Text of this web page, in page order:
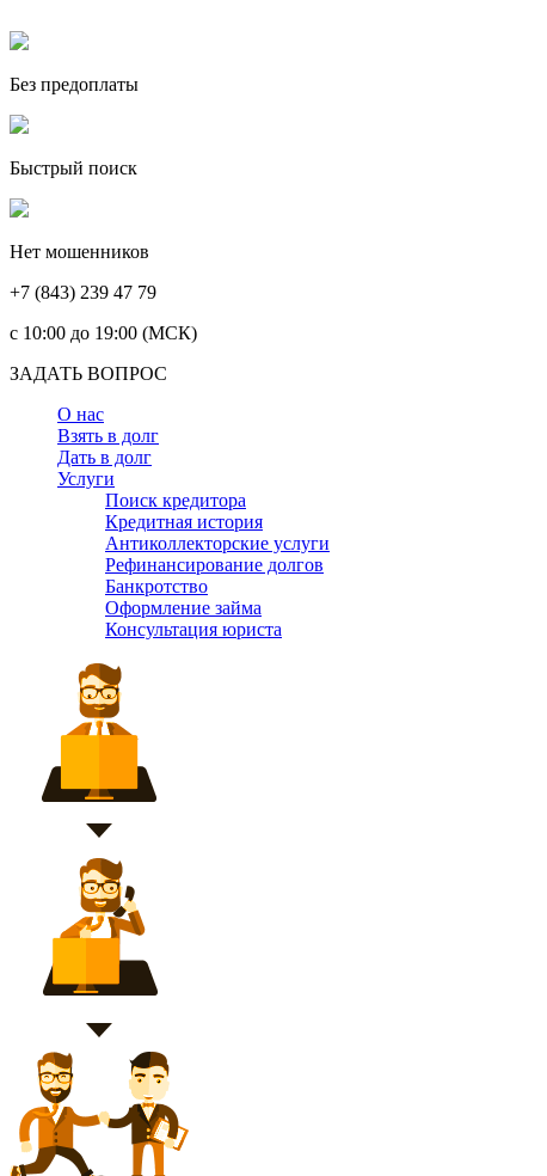
Без предоплаты
Быстрый поиск
Нет мошенников
+7 (843) 239 47 79
c 10:00 до 19:00 (МСК)
ЗАДАТЬ ВОПРОС
О нас
Взять в долг
Дать в долг
Услуги
Поиск кредитора
Кредитная история
Антиколлекторские услуги
Рефинансирование долгов
Банкротство
Оформление займа
Консультация юриста